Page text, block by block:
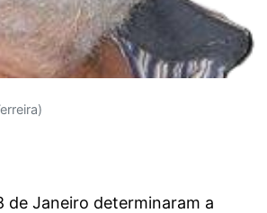
de Janeiro determinaram a